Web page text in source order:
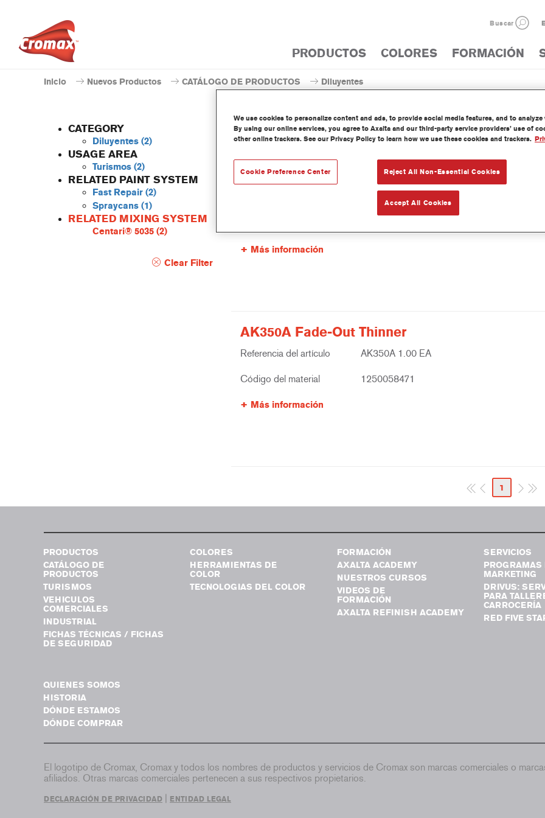
Buscar
PRODUCTOS COLORES FORMACIÓN
Inicio Nuevos Productos CATÁLOGO DE PRODUCTOS Diluyentes
CATEGORY
Diluyentes (2)
USAGE AREA
Turismos (2)
RELATED PAINT SYSTEM
Fast Repair (2)
Spraycans (1)
RELATED MIXING SYSTEM
Centari® 5035 (2)
Clear Filter
AK350 Fade-Out Thinner
AK350 5.00 LI
Más información
AK350A Fade-Out Thinner
Referencia del artículo AK350A 1.00 EA
Código del material 1250058471
Más información
1
PRODUCTOS
CATÁLOGO DE
PRODUCTOS
TURISMOS
VEHICULOS
COMERCIALES
INDUSTRIAL
FICHAS TÉCNICAS / FICHAS
DE SEGURIDAD
COLORES
HERRAMIENTAS DE
COLOR
TECNOLOGIAS DEL COLOR
FORMACIÓN
AXALTA ACADEMY
NUESTROS CURSOS
VIDEOS DE
FORMACIÓN
AXALTA REFINISH ACADEMY
SERVICIOS
PROGRAMAS
MARKETING
DRIVUS:
PARA
CARROCERÍA
RED FIVE
QUIENES SOMOS
HISTORIA
DÓNDE ESTAMOS
DÓNDE COMPRAR
El logotipo de Cromax, Cromax y todos los nombres de productos y servicios de Cromax son marcas comerciales o
afiliados. Otras marcas comerciales pertenecen a sus respectivos propietarios.
DECLARACIÓN DE PRIVACIDAD ENTIDAD LEGAL
We use cookies to personalize content and ads, to provide social media features, and to
By using our online services, you agree to Axalta and our third-party service providers’ use of
other online trackers. See our Privacy Policy to learn how we use these cookies and trackers.
Reject All Non-Essential Cookies
Accept All Cookies
Cookie Preference Center